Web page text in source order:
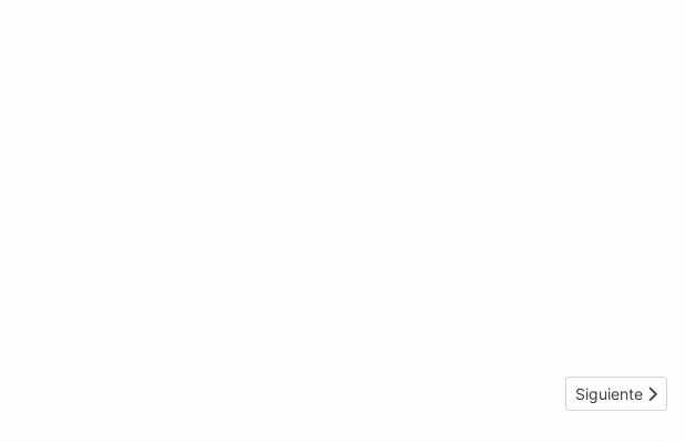
Artículo
Siguiente